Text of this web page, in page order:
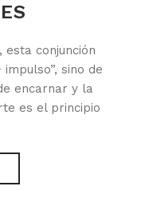
esta conjunción
sino de
encarnar y la
es el principio